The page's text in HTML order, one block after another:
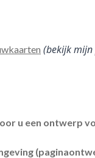
(bekijk
u een ontwerp